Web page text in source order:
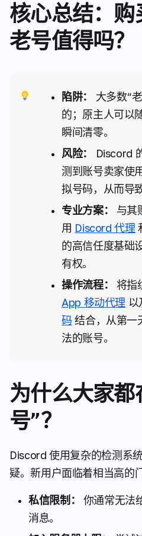
核心总结：
老号值得吗？
陷阱：
大多数“
的；原主人可以
瞬间清零。
风险：
Discord
测到账号卖家使
拟号码，从而导
专业方案：
与其
用 Discord 代理
的高信任度基础
有权。
操作流程：
将指
App 移动代理 以
码 结合，从第一
法的账号。
为什么大家都
号”？
Discord 使用复杂的检测系
疑。新用户面临着相当高的
私信限制：
你通常无法
消息。